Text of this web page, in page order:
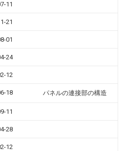
11
21
01
24
12
18 パネルの連接部の構造
11
28
12